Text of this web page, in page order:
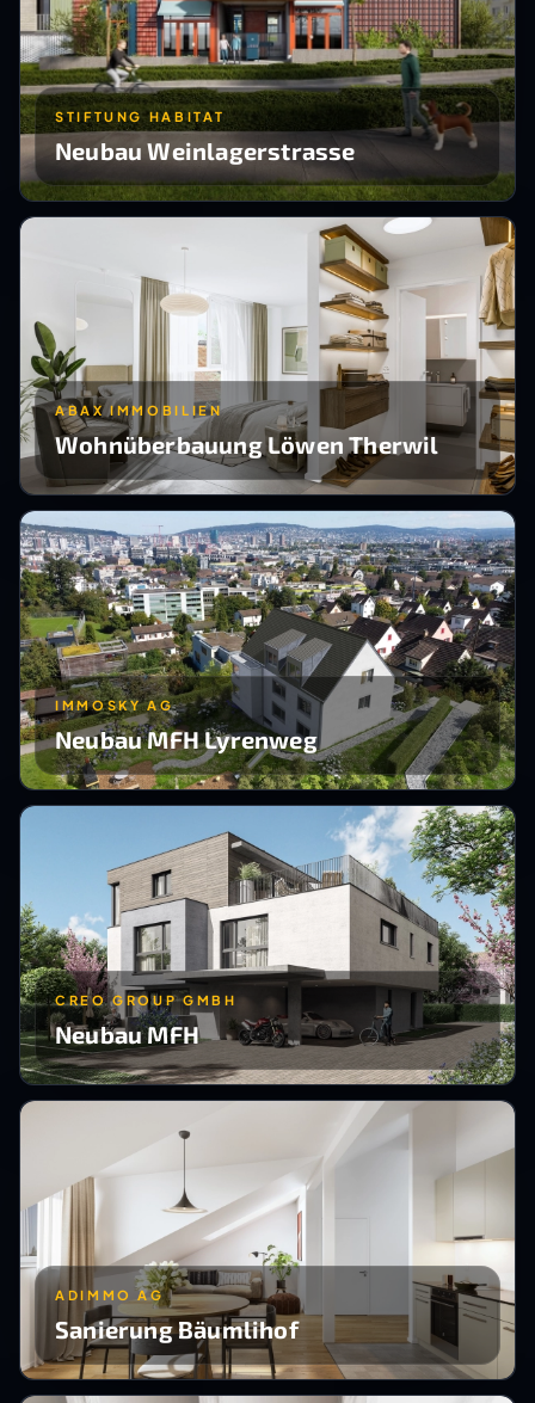
STIFTUNG HABITAT
Neubau Weinlagerstrasse
ABAX IMMOBILIEN
Wohnüberbauung Löwen Therwil
IMMOSKY AG
Neubau MFH Lyrenweg
CREO GROUP GMBH
Neubau MFH
ADIMMO AG
Sanierung Bäumlihof